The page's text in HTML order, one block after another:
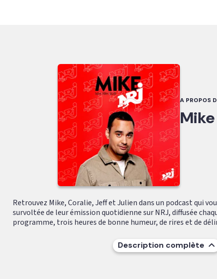
A PROPOS
Retrouvez Mike, Coralie, Jeff et Julien dans un podcast qui
survoltée de leur émission quotidienne sur NRJ, diffusée
programme, trois heures de bonne humeur, de rires et de
Description complète